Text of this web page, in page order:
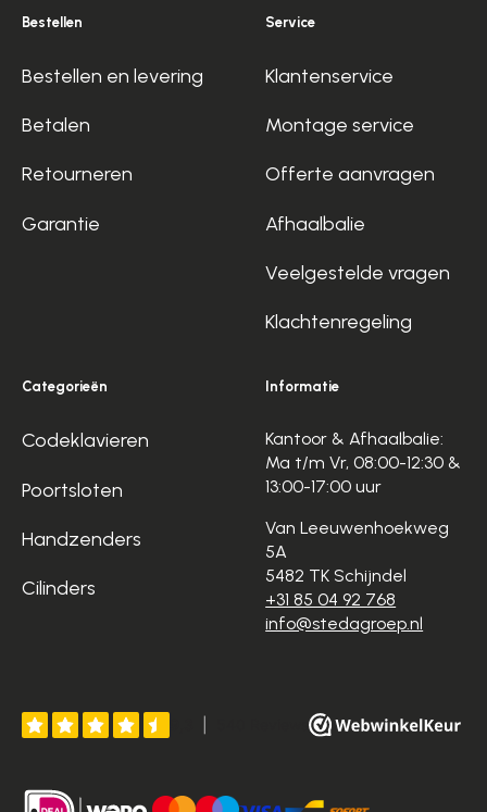
Bestellen
Bestellen en levering
Betalen
Retourneren
Garantie
Service
Klantenservice
Montage service
Offerte aanvragen
Afhaalbalie
Veelgestelde vragen
Klachtenregeling
Categorieën
Codeklavieren
Poortsloten
Handzenders
Cilinders
Informatie
Kantoor & Afhaalbalie:
Ma t/m Vr, 08:00-12:30 &
13:00-17:00 uur
Van Leeuwenhoekweg
5A
5482 TK Schijndel
+31 85 04 92 768
info@stedagroep.nl